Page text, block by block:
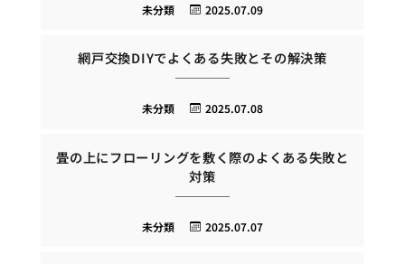
2025.07.09
未分類
網戸交換DIYでよくある失敗とその解決策
2025.07.08
未分類
畳の上にフローリングを敷く際のよくある失敗と
対策
2025.07.07
未分類